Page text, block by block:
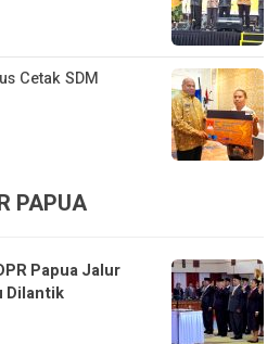
Cetak SDM
PAPUA
Papua Jalur
Dilantik